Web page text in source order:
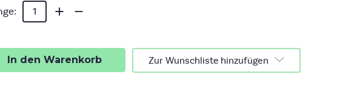
Menge
von
0.828L
erhöhen
Menge
0.828L
verringern Zur Wunschliste hinzufügen